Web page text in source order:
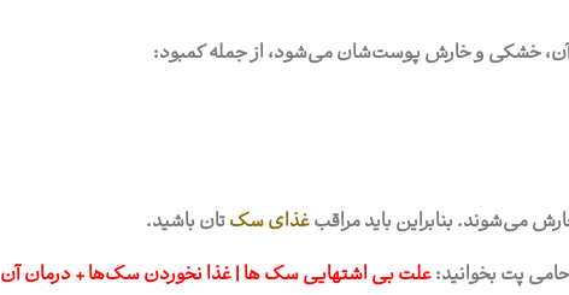
آن، خشکی و خارش پوست‌شان می‌شود، از جمله کمبود:
می‌شوند. بنابراین باید مراقبغذای سگ‌تان باشید.
پت بخوانید:علت بی اشتهایی سگ‌ ها | غذا نخوردن سگ‌ها + درمان آن